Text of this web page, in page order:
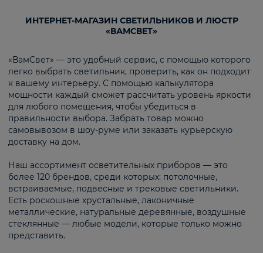
ИНТЕРНЕТ-МАГАЗИН СВЕТИЛЬНИКОВ И ЛЮСТР
«ВАМСВЕТ»
«ВамСвет» — это удобный сервис, с помощью которого
легко выбрать светильник, проверить, как он подходит
к вашему интерьеру. С помощью калькулятора
мощности каждый сможет рассчитать уровень яркости
для любого помещения, чтобы убедиться в
правильности выбора. Забрать товар можно
самовывозом в шоу-руме или заказать курьерскую
доставку на дом.
Наш ассортимент осветительных приборов — это
более 120 брендов, среди которых: потолочные,
встраиваемые, подвесные и трековые светильники.
Есть роскошные хрустальные, лаконичные
металлические, натуральные деревянные, воздушные
стеклянные — любые модели, которые только можно
представить.